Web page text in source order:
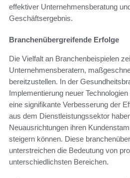
effektiver Unternehmensberatung
Geschäftsergebnis.
Branchenübergreifende Erfolge
Die Vielfalt an Branchenbeispielen
Unternehmensberatern,
bereitzustellen. In der
Implementierung neuer
eine signifikante Verbesserung der
aus dem Dienstleistungssektor
Neuausrichtungen ihren
steigern können. Diese
unterstreichen die Bedeutung von
unterschiedlichsten Bereichen.